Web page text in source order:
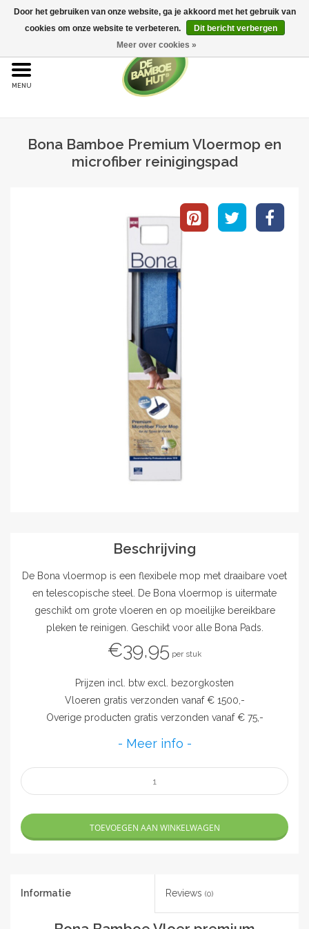
Home
Bamboe vloeren
Bona Bamboe Premium Vloermop en
microfiber reinigingspad
Beschrijving
De Bona vloermop is een flexibele mop met draaibare voet
en telescopische steel. De Bona vloermop is uitermate
geschikt om grote vloeren en op moeilijke bereikbare
pleken te reinigen. Geschikt voor alle Bona Pads.
€39,95 per stuk
Prijzen incl. btw excl. bezorgkosten
Vloeren gratis verzonden vanaf € 1500,-
Overige producten gratis verzonden vanaf € 75,-
- Meer info -
TOEVOEGEN AAN WINKELWAGEN
Informatie Reviews (0)
Door het gebruiken van onze website, ga je akkoord met het gebruik van
cookies om onze website te verbeteren.
Dit bericht verbergen
Meer over cookies »